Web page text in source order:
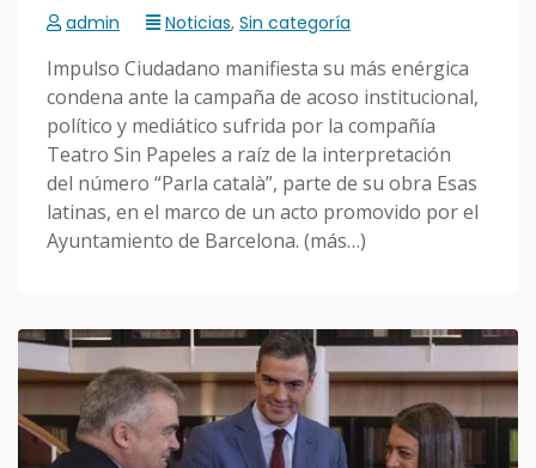
admin Noticias, Sin categoría
Impulso Ciudadano manifiesta su más enérgica
condena ante la campaña de acoso institucional,
político y mediático sufrida por la compañía
Teatro Sin Papeles a raíz de la interpretación
del número “Parla català”, parte de su obra Esas
latinas, en el marco de un acto promovido por el
Ayuntamiento de Barcelona. (más…)